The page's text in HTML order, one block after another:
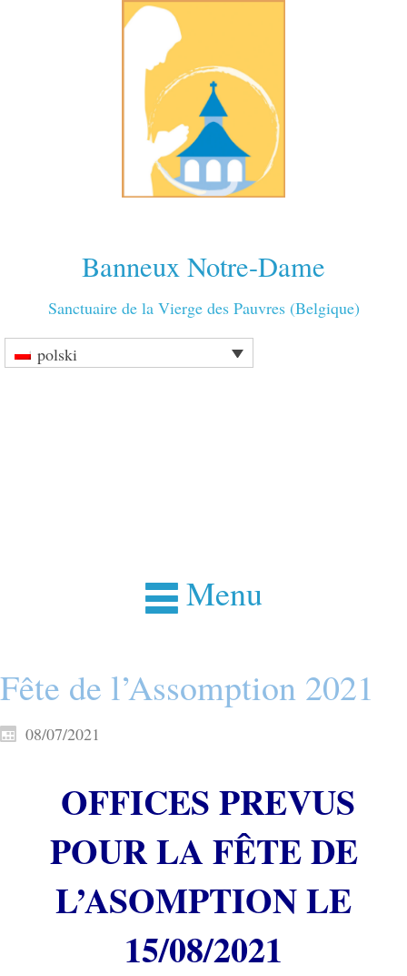
Banneux Notre-Dame
Sanctuaire de la Vierge des Pauvres (Belgique)
polski
Menu
Fête de l’Assomption 2021
08/07/2021
OFFICES PREVUS
POUR LA FÊTE DE
L’ASOMPTION LE
15/08/2021